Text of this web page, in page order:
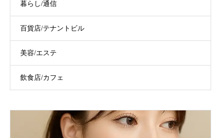
暮らし/通信
百貨店/テナントビル
美容/エステ
飲食店/カフェ